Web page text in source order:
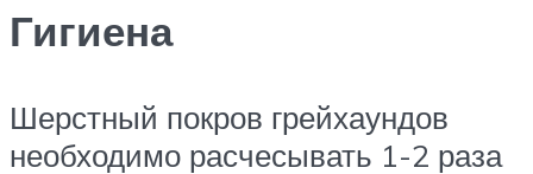
Гигиена
Шерстный покров грейхаундов
необходимо расчесывать 1-2 раза